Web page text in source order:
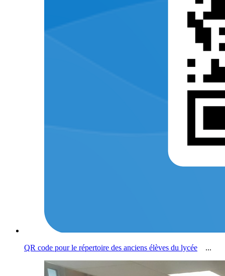
QR code pour le répertoire des anciens élèves du lycée ...